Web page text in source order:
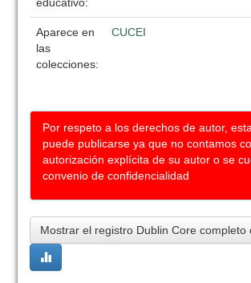
Aparece en
las
colecciones:
CUCEI
Por respeto a los derechos de autor,
puede publicarse ya que no contamos
autorización explícita de su autor o se
convenio de confidencialidad
Mostrar el registro Dublin Core completo